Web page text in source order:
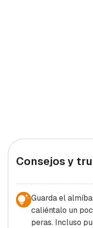
Consejos y
Guarda el
caliéntalo un
peras. Incluso